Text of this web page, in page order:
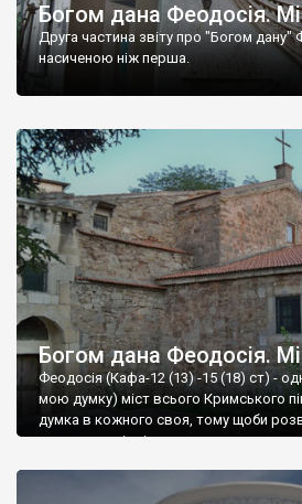
Богом дана Феодосія.
Друга частина звіту про "Богом
насиченою ніж перша.
Богом дана Феодосія.
Феодосія (Кафа-12 (13) -15 (18) ст) -
мою думку) міст всього Кримського
думка в кожного своя, тому щоби
запрошую відвідати це